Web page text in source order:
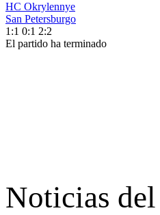
HC Okrylennye
San Petersburgo
1:1 0:1 2:2
El partido ha terminado
Noticias